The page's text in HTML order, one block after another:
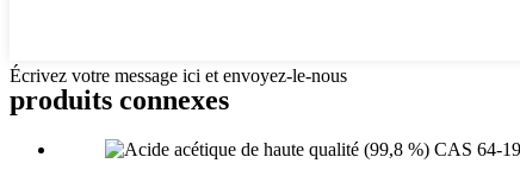
Écrivez votre message ici et envoyez-le-nous
produits connexes